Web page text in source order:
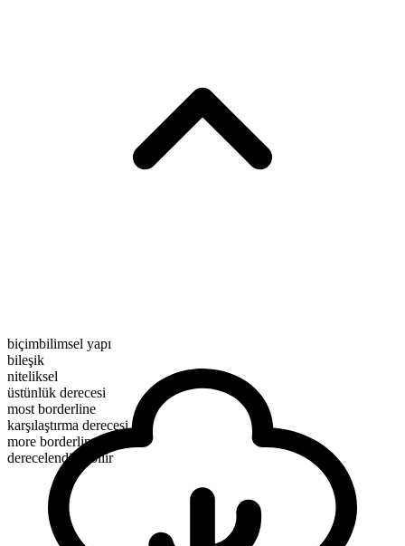
biçimbilimsel yapı
bileşik
niteliksel
üstünlük derecesi
most borderline
karşılaştırma derecesi
more borderline
derecelendirilebilir